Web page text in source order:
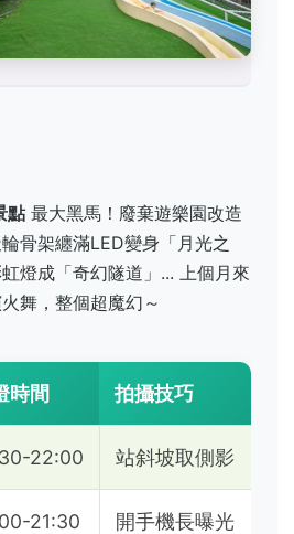
點 最大黑馬！廢棄遊樂園改造
骨架纏滿LED變身「月光之
燈成「奇幻隧道」... 上個月來
舞，整個超魔幻～
時間 拍攝技巧
22:00 站斜坡取側影
21:30 開手機長曝光